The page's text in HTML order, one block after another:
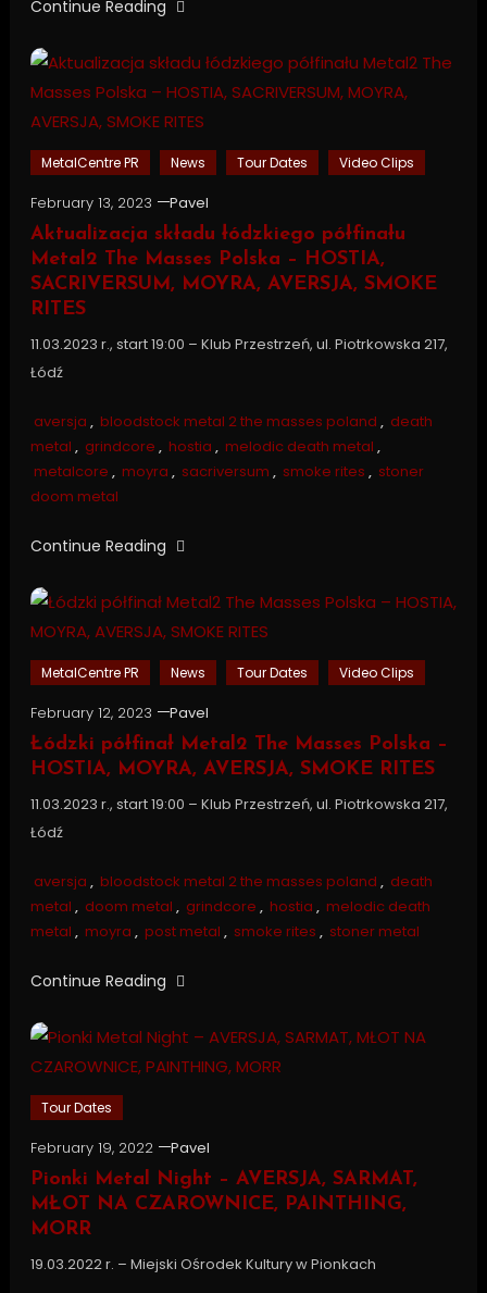
Continue Reading
MetalCentre PR News Tour Dates Video Clips
February 13, 2023
Pavel
Aktualizacja składu łódzkiego półfinału
Metal2 The Masses Polska – HOSTIA,
SACRIVERSUM, MOYRA, AVERSJA, SMOKE
RITES
11.03.2023 r., start 19:00 – Klub Przestrzeń, ul. Piotrkowska 217,
Łódź
aversja , bloodstock metal 2 the masses poland , death
metal , grindcore , hostia , melodic death metal ,
metalcore , moyra , sacriversum , smoke rites , stoner
doom metal
Continue Reading
MetalCentre PR News Tour Dates Video Clips
February 12, 2023
Pavel
Łódzki półfinał Metal2 The Masses Polska –
HOSTIA, MOYRA, AVERSJA, SMOKE RITES
11.03.2023 r., start 19:00 – Klub Przestrzeń, ul. Piotrkowska 217,
Łódź
aversja , bloodstock metal 2 the masses poland , death
metal , doom metal , grindcore , hostia , melodic death
metal , moyra , post metal , smoke rites , stoner metal
Continue Reading
Tour Dates
February 19, 2022
Pavel
Pionki Metal Night – AVERSJA, SARMAT,
MŁOT NA CZAROWNICE, PAINTHING,
MORR
19.03.2022 r. – Miejski Ośrodek Kultury w Pionkach